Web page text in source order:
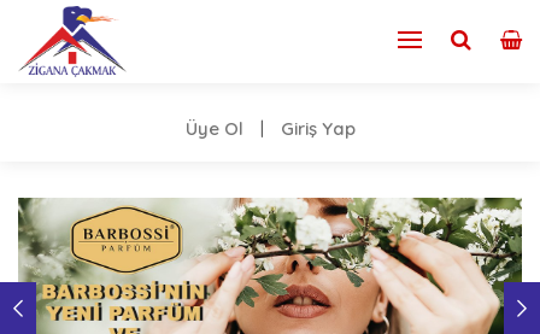
Üye Ol Giriş Yap